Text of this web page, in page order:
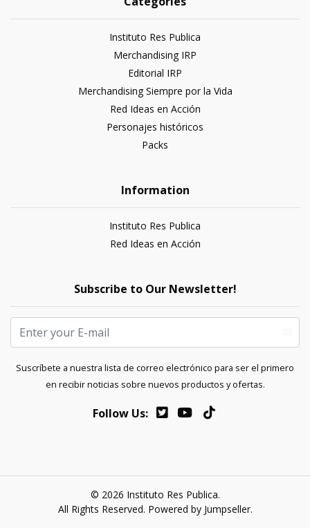
Instituto Res Publica
Merchandising IRP
Editorial IRP
Merchandising Siempre por la Vida
Red Ideas en Acción
Personajes históricos
Packs
Information
Instituto Res Publica
Red Ideas en Acción
Subscribe to Our Newsletter!
Suscríbete a nuestra lista de correo electrónico para ser el primero
en recibir noticias sobre nuevos productos y ofertas.
Follow Us:
© 2026 Instituto Res Publica.
All Rights Reserved. Powered by Jumpseller.